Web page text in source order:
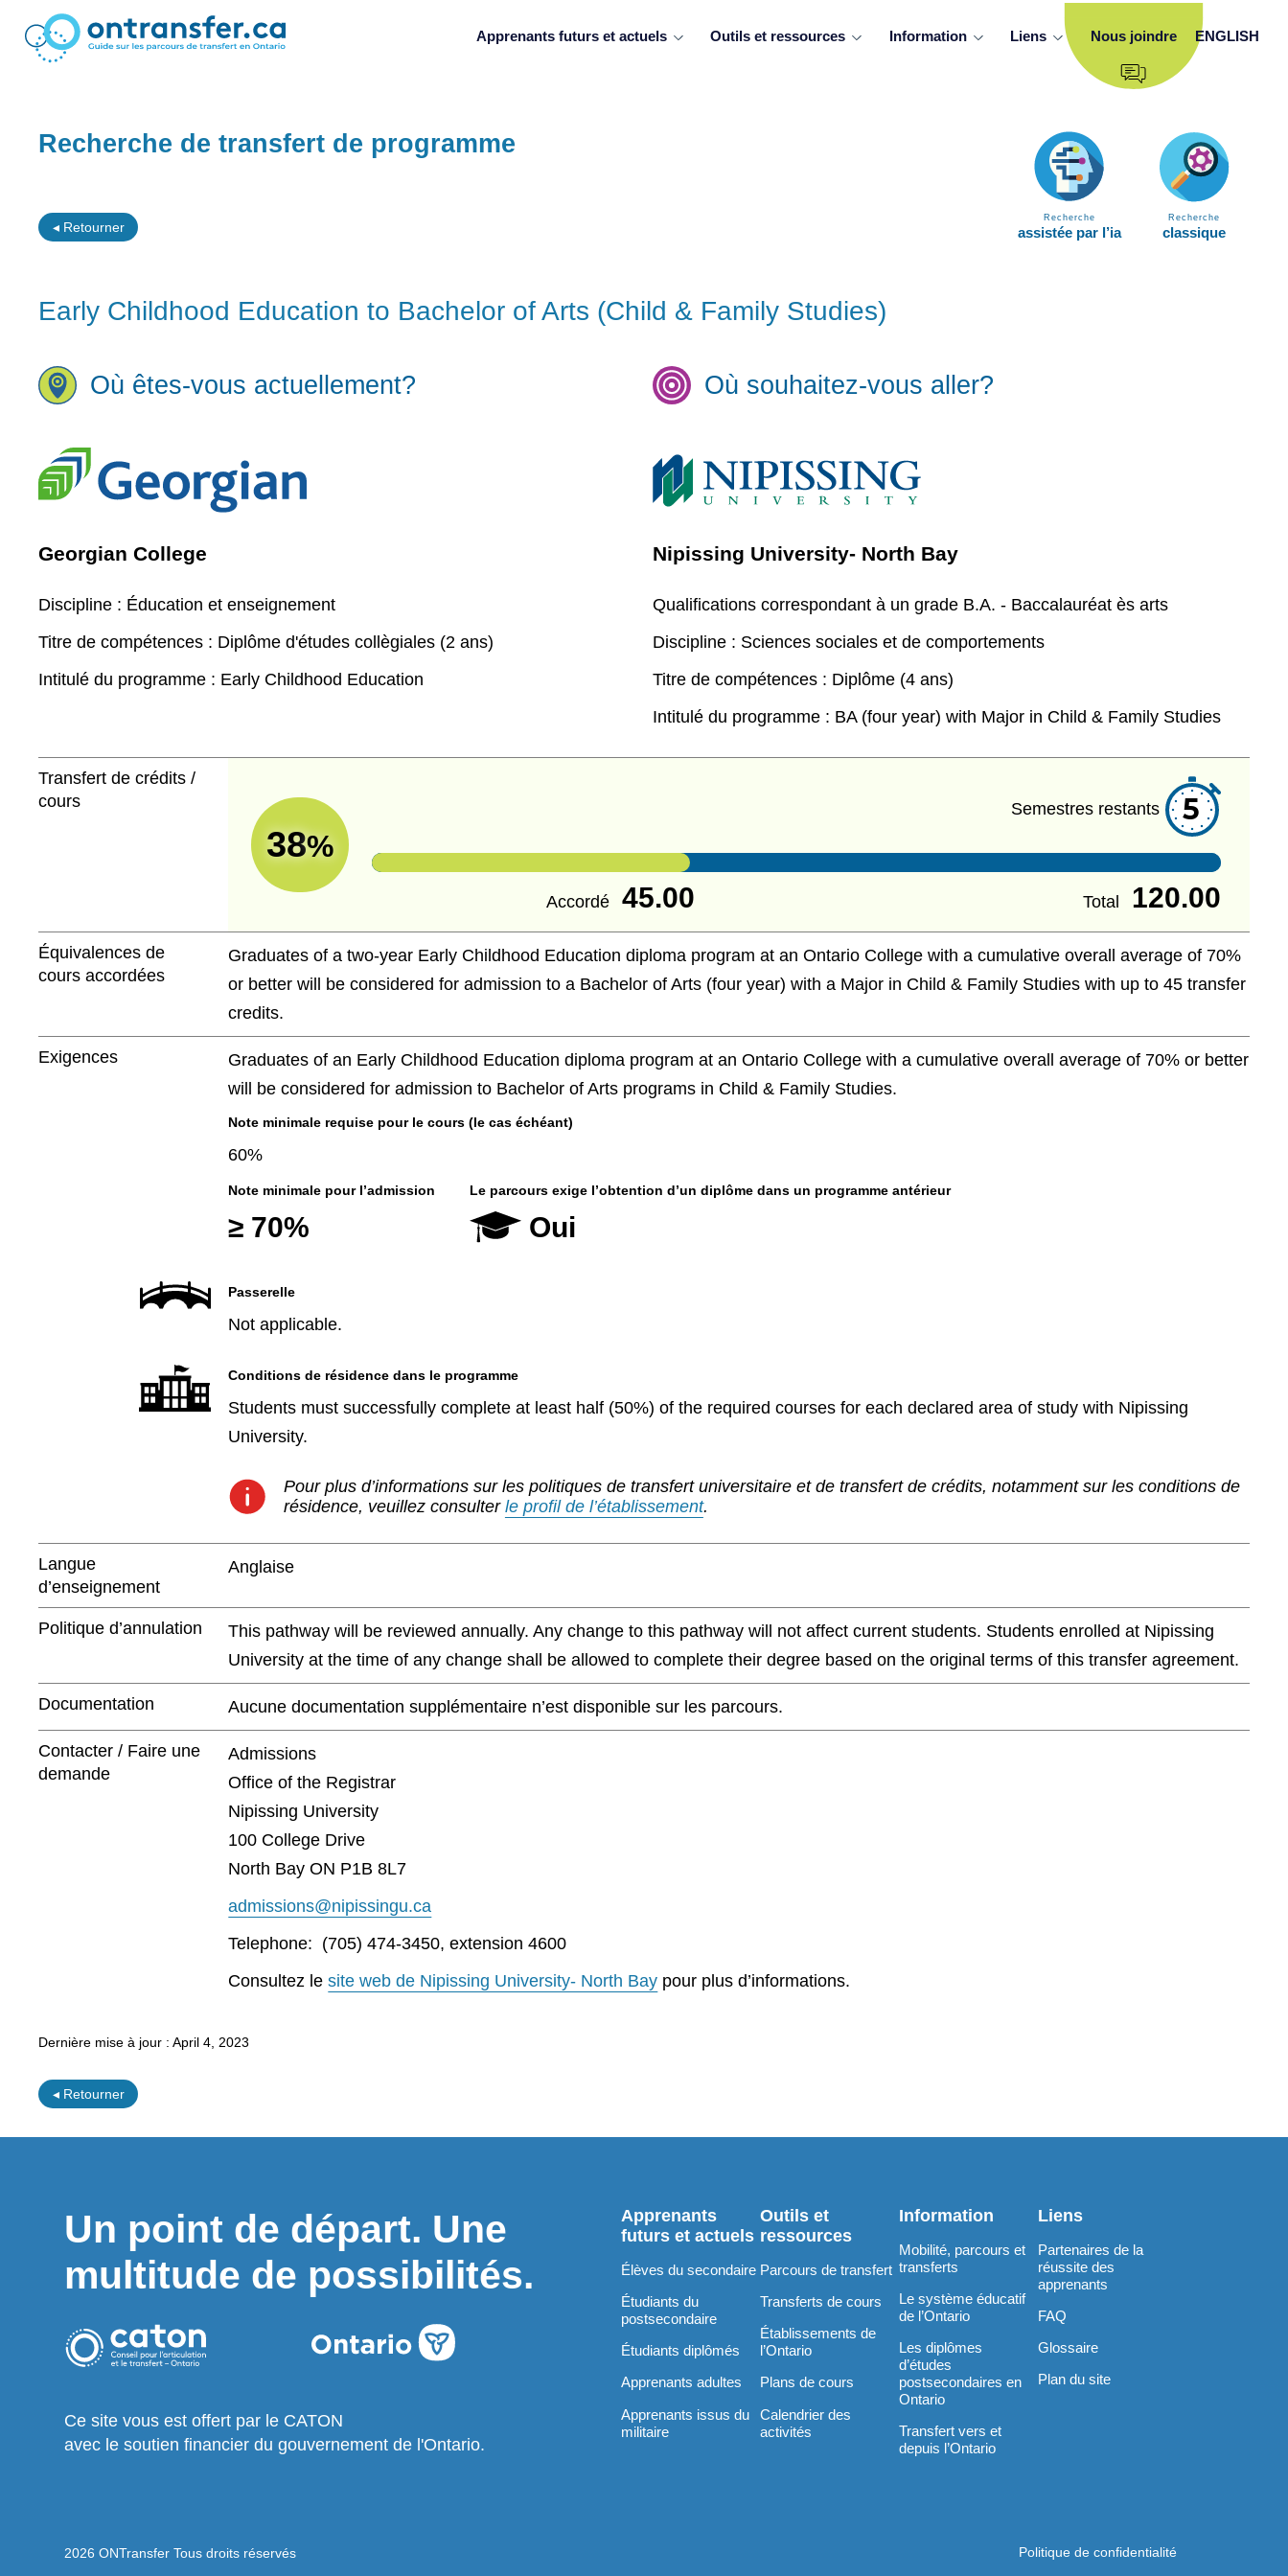
Apprenants futurs et actuels Outils et ressources Information Liens Nous joindre ENGLISH
Recherche de transfert de programme
Recherche
assistée par l’ia
Recherche
classique
◂ Retourner
Early Childhood Education to Bachelor of Arts (Child & Family Studies)
Où êtes-vous actuellement?
Georgian College
Discipline : Éducation et enseignement
Titre de compétences : Diplôme d'études collègiales (2 ans)
Intitulé du programme : Early Childhood Education
Où souhaitez-vous aller?
Nipissing University- North Bay
Qualifications correspondant à un grade B.A. - Baccalauréat ès arts
Discipline : Sciences sociales et de comportements
Titre de compétences : Diplôme (4 ans)
Intitulé du programme : BA (four year) with Major in Child & Family Studies
Transfert de crédits /
cours
38%
Semestres restants 5
Accordé 45.00 Total 120.00
Équivalences de
cours accordées
Graduates of a two-year Early Childhood Education diploma program at an Ontario College with a cumulative overall average of 70%
or better will be considered for admission to a Bachelor of Arts (four year) with a Major in Child & Family Studies with up to 45 transfer
credits.
Exigences
Graduates of an Early Childhood Education diploma program at an Ontario College with a cumulative overall average of 70% or better
will be considered for admission to Bachelor of Arts programs in Child & Family Studies.
Note minimale requise pour le cours (le cas échéant)
60%
Note minimale pour l’admission
≥ 70%
Le parcours exige l’obtention d’un diplôme dans un programme antérieur
Oui
Passerelle
Not applicable.
Conditions de résidence dans le programme
Students must successfully complete at least half (50%) of the required courses for each declared area of study with Nipissing
University.
Pour plus d’informations sur les politiques de transfert universitaire et de transfert de crédits, notamment sur les conditions de
résidence, veuillez consulter le profil de l’établissement.
Langue
d’enseignement
Anglaise
Politique d’annulation
This pathway will be reviewed annually. Any change to this pathway will not affect current students. Students enrolled at Nipissing
University at the time of any change shall be allowed to complete their degree based on the original terms of this transfer agreement.
Documentation Aucune documentation supplémentaire n’est disponible sur les parcours.
Contacter / Faire une
demande
Admissions
Office of the Registrar
Nipissing University
100 College Drive
North Bay ON P1B 8L7
admissions@nipissingu.ca
Telephone: (705) 474-3450, extension 4600
Consultez lesite web de Nipissing University- North Bay pour plus d’informations.
Dernière mise à jour : April 4, 2023
◂ Retourner
Un point de départ. Une
multitude de possibilités.
Ce site vous est offert par le CATON
avec le soutien financier du gouvernement de l'Ontario.
Apprenants
futurs et actuels
Élèves du secondaire
Étudiants du
postsecondaire
Étudiants diplômés
Apprenants adultes
Apprenants issus du
militaire
Outils et
ressources
Parcours de transfert
Transferts de cours
Établissements de
l’Ontario
Plans de cours
Calendrier des
activités
Information
Mobilité, parcours et
transferts
Le système éducatif
de l’Ontario
Les diplômes
d’études
postsecondaires en
Ontario
Transfert vers et
depuis l’Ontario
Liens
Partenaires de la
réussite des
apprenants
FAQ
Glossaire
Plan du site
2026 ONTransfer Tous droits réservés Politique de confidentialité